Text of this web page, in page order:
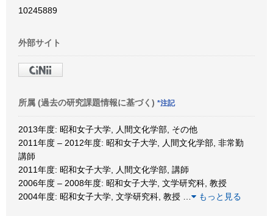
10245889
外部サイト
所属 (過去の研究課題情報に基づく) *注記
2013年度: 昭和女子大学, 人間文化学部, その他
2011年度 – 2012年度: 昭和女子大学, 人間文化学部, 非常勤
講師
2011年度: 昭和女子大学, 人間文化学部, 講師
2006年度 – 2008年度: 昭和女子大学, 文学研究科, 教授
2004年度: 昭和女子大学, 文学研究科, 教授
もっと見る